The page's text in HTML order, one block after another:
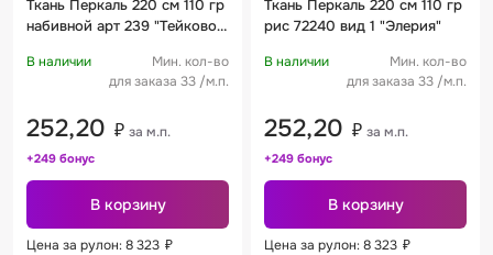
0.25 м
Ткань Перкаль 220 см 110 гр
набивной арт 239 "Тейково"
В наличии
Мин. кол-во
для заказа 33 /м.п.
252,20 ₽ за м.п.
+249 бонус
В корзину
Цена за рулон: 8 323 ₽
0.25 м
Ткань Перкаль 220 см 110 гр
рис 72240 вид 1 "Элерия"
В наличии
Мин. кол-во
для заказа 33 /м.п.
252,20 ₽ за м.п.
+249 бонус
В корзину
Цена за рулон: 8 323 ₽